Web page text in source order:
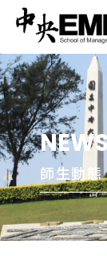
NEWS
師生動態